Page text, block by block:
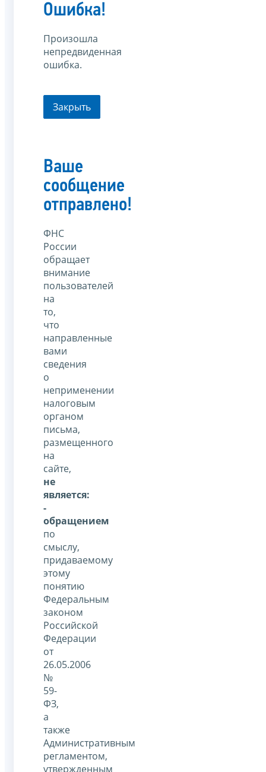
Ошибка!
Произошла
непредвиденная
ошибка.
Закрыть
Ваше
сообщение
отправлено!
ФНС
России
обращает
внимание
пользователей
на
то,
что
направленные
вами
сведения
о
неприменении
налоговым
органом
письма,
размещенного
на
сайте,
не
является:
-
обращением
по
смыслу,
придаваемому
этому
понятию
Федеральным
законом
Российской
Федерации
от
26.05.2006
№
59-
ФЗ,
а
также
Административным
регламентом,
утвержденным